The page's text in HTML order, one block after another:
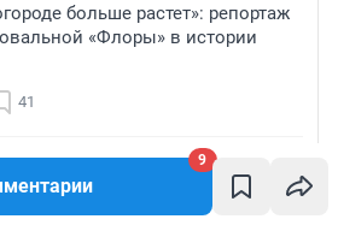
9
больше растет»: репортаж
«Флоры» в истории
41
образованию конец? В стране
стобалльников ЕГЭ — почему
для радости